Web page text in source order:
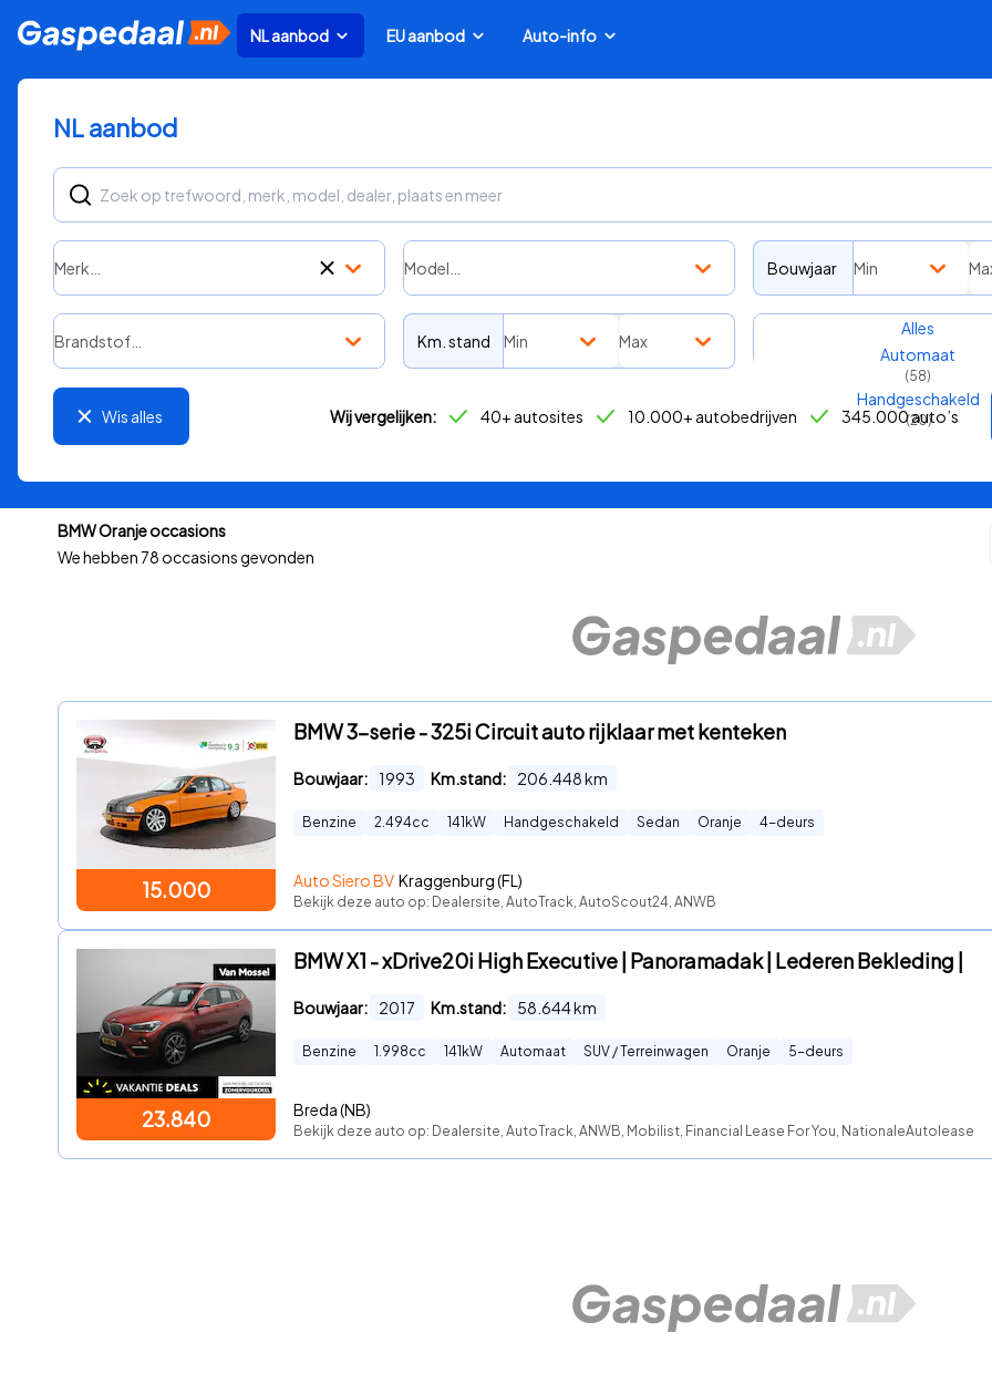
NL aanbod EU aanbod Auto-info
NL aanbod
Merk… Model… Bouwjaar Min
Brandstof… Km. stand Min Max
Transmissie
Alles
Automaat
(58)
Handgeschakeld
(20)
Wis alles Wij vergelijken: 40+ autosites 10.000+ autobedrijven 345.000 auto’s
BMW Oranje occasions
We hebben 78 occasions gevonden
15.000
BMW 3-serie - 325i Circuit auto rijklaar met kenteken
Bouwjaar: 1993 Km.stand: 206.448km
Benzine 2.494cc 141 kW Handgeschakeld Sedan Oranje 4-deurs
Auto Siero BV Kraggenburg (FL)
Bekijk deze auto op: Dealersite, AutoTrack, AutoScout24, ANWB
23.840
BMW X1 - xDrive20i High Executive | Panoramadak | Lederen Bekleding |
Bouwjaar: 2017 Km.stand: 58.644km
Benzine 1.998cc 141 kW Automaat SUV / Terreinwagen Oranje 5-deurs
Breda (NB)
Bekijk deze auto op: Dealersite, AutoTrack, ANWB, Mobilist, Financial Lease For You, NationaleAutolease